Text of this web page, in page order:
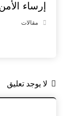
إرساء
مقالات
لا يوجد تعليق